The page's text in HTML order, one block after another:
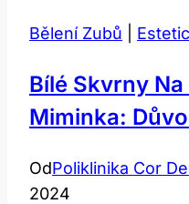
Bělení Zubů
Bílé Skvrny
Miminka:
OdPoliklinika Cor
2024